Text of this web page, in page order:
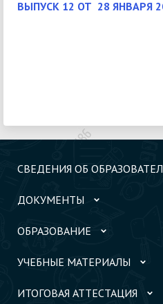
ВЫПУСК 12 ОТ 28 ЯНВАРЯ
СВЕДЕНИЯ ОБ
ДОКУМЕНТЫ
ОБРАЗОВАНИЕ
УЧЕБНЫЕ МАТЕРИАЛЫ
ИТОГОВАЯ АТТЕСТАЦИЯ